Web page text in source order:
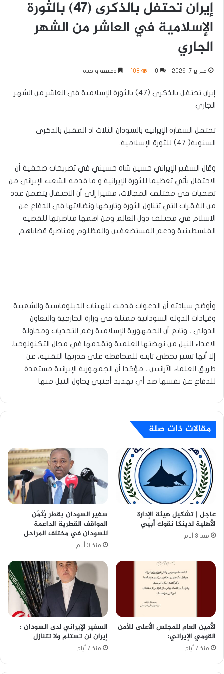
إيران تحتفل بالذكرى (٤٧) بالثورة
الإسلامية في العاشر من الشهر
الجاري
فبراير 7, 2026 0
108 دقيقة واحدة
إيران تحتفل بالذكرى (٤٧) بالثورة الإسلامية في العاشر من الشهر
الجاري
تحتفل السفارة الإيرانية بالسودان الثلاث اد المقبل بالذكرى
السنوية( ٤٧) للثورة الإسلامية.
وقال السفير الإيراني حسين شاه حسيني في تصريحات صحفية أن
الاحتفال يأتي تعظيما للثورة الإيرانية و ما قدمه الشعب الإيراني من
تضحيات في مختلف المجالات، مشيرا إلى أن الاحتفال يتضمن عدد
من الفقرات التي تتناول الثورة وتاريخها ونضالاتها في الدفاع عن
الاسلام في مختلف دول العالم ومن اهمها مناصرتها للقضية
الفلسطينية ودعم المستضعفين والمظلوم ومناصرة قضاياهم.
وأوضح سيادته أن الدعوات قدمت للهيئات الدبلوماسية والشعبية
وقيادات الدولة السودانية ممثلة في وزارة الخارجية والتعاون
الدولي ، وتابع أن الجمهورية الإسلامية رغم التحديات ومحاولة
الاعداء النيل من نهضتها العلمية وتقدمها في مجال التكنولوجيا،
إلا أنها تسير بخطى ثابته للمحافظة على قدرتها التقنية، عن
طريق العلماء الآرانيين ، مؤكدا أن الجمهورية الإيرانية مستعدة
للدفاع عن نفسها ضد أي تهديد أجنبي يحاول النيل منها
مقالات ذات صلة
عاجل | تشكيل هيئة الإدارة
الأهلية لدينكا نقوك أبيي
منذ 3 أيام
سفير السودان بقطر يُثمّن
المواقف القطرية الداعمة
للسودان في مختلف المراحل
منذ 3 أيام
الأمين العام للمجلس الأعلى للأمن
القومي الإيراني:
منذ 7 أيام
السفير الإيراني لدى السودان :
إيران لن تستلم ولا تتنازل
منذ 7 أيام